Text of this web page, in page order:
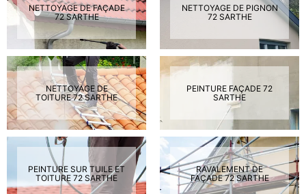
NETTOYAGE DE FAÇADE
72 SARTHE
NETTOYAGE DE PIGNON
72 SARTHE
NETTOYAGE DE
TOITURE 72 SARTHE
PEINTURE FAÇADE 72
SARTHE
PEINTURE SUR TUILE ET
TOITURE 72 SARTHE
RAVALEMENT DE
FAÇADE 72 SARTHE